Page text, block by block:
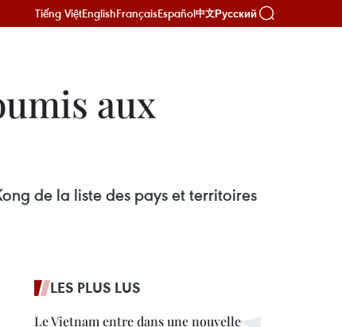
Tiếng ViệtEnglishFrançaisEspañol中文Русский
aux
de la liste des pays et territoires
LES PLUS LUS
Le Vietnam entre dans une nouvelle